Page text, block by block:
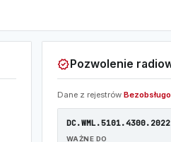
verified Pozwolenie
Dane z rejestrów
WAŻNE DO